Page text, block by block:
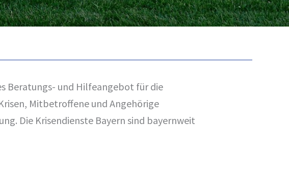
Beratungs- und Hilfeangebot für die
Mitbetroffene und Angehörige
Die Krisendienste Bayern sind bayernweit